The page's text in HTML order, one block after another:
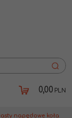
0,00 PLN
napędowe koła